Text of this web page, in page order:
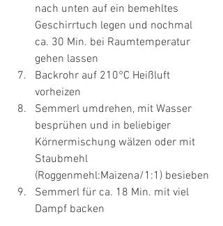
nach unten auf ein bemehltes
Geschirrtuch legen und nochmal
ca. 30 Min. bei Raumtemperatur
gehen lassen
Backrohr auf 210°C Heißluft
vorheizen
Semmerl umdrehen, mit Wasser
besprühen und in beliebiger
Körnermischung wälzen oder mit
Staubmehl
(Roggenmehl:Maizena/1:1) besieben
Semmerl für ca. 18 Min. mit viel
Dampf backen